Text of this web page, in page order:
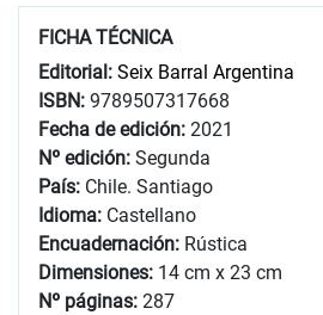
FICHA TÉCNICA
Editorial: Seix Barral Argentina
ISBN: 9789507317668
Fecha de edición: 2021
Nº edición: Segunda
País: Chile. Santiago
Idioma: Castellano
Encuadernación: Rústica
Dimensiones: 14 cm x 23 cm
Nº páginas: 287